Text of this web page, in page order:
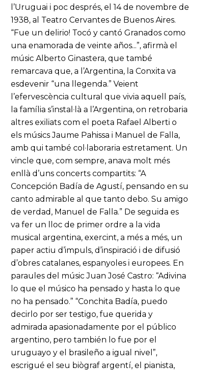
l’Uruguai i poc després, el 14 de novembre de
1938, al Teatro Cervantes de Buenos Aires.
“Fue un delirio! Tocó y cantó Granados como
una enamorada de veinte años...”, afirmà el
músic Alberto Ginastera, que també
remarcava que, a l’Argentina, la Conxita va
esdevenir “una llegenda.” Veient
l’efervescència cultural que vivia aquell país,
la família s’instal·là a l’Argentina, on retrobaria
altres exiliats com el poeta Rafael Alberti o
els músics Jaume Pahissa i Manuel de Falla,
amb qui també col·laboraria estretament. Un
vincle que, com sempre, anava molt més
enllà d’uns concerts compartits: “A
Concepción Badía de Agustí, pensando en su
canto admirable al que tanto debo. Su amigo
de verdad, Manuel de Falla.” De seguida es
va fer un lloc de primer ordre a la vida
musical argentina, exercint, a més a més, un
paper actiu d’impuls, d’inspiració i de difusió
d’obres catalanes, espanyoles i europees. En
paraules del músic Juan José Castro: “Adivina
lo que el músico ha pensado y hasta lo que
no ha pensado.” “Conchita Badía, puedo
decirlo por ser testigo, fue querida y
admirada apasionadamente por el público
argentino, pero también lo fue por el
uruguayo y el brasileño a igual nivel”,
escrigué el seu biògraf argentí, el pianista,